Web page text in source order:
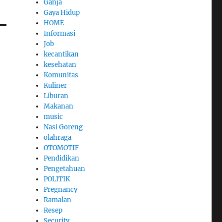
Ganja
Gaya Hidup
HOME
Informasi
Job
kecantikan
kesehatan
Komunitas
Kuliner
Liburan
Makanan
music
Nasi Goreng
olahraga
OTOMOTIF
Pendidikan
Pengetahuan
POLITIK
Pregnancy
Ramalan
Resep